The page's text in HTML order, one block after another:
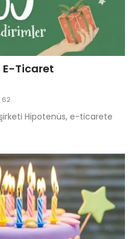
E-Ticaret
62
Hipotenüs, e-ticarete